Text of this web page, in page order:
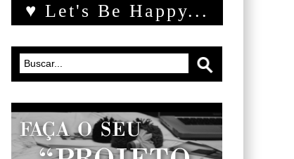
♥ Let's Be Happy...